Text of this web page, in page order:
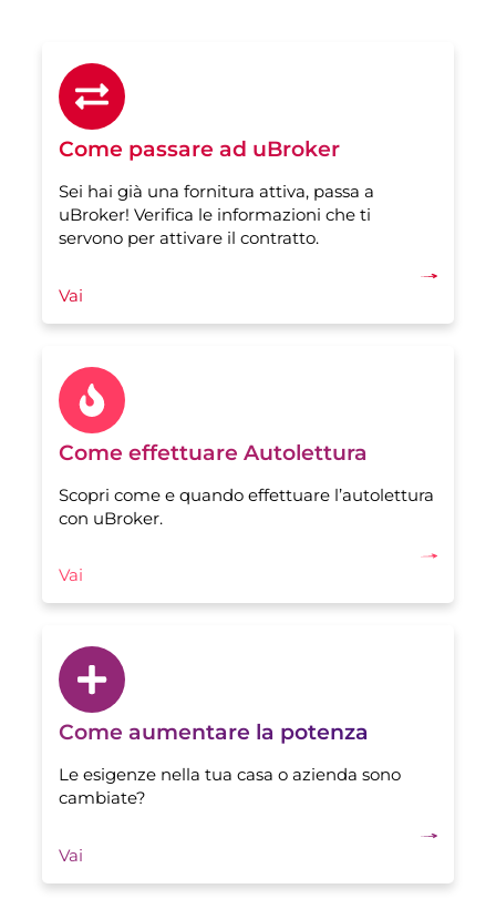
Come passare ad uBroker
Sei hai già una fornitura attiva, passa a
uBroker! Verifica le informazioni che ti
servono per attivare il contratto.
Vai
Come effettuare Autolettura
Scopri come e quando effettuare l’autolettura
con uBroker.
Vai
Come aumentare la potenza
Le esigenze nella tua casa o azienda sono
cambiate?
Vai